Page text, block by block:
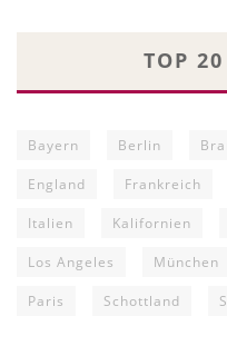
TOP 20
Bayern Berlin
England Frankreich
Italien Kalifornien
Los Angeles München
Paris Schottland